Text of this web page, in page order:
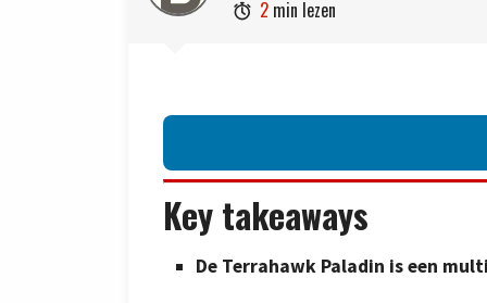
 2 min lezen
Key takeaways
De Terrahawk Paladin is een